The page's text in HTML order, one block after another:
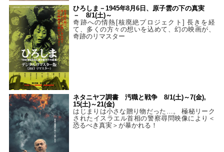
ひろしま－1945年8月6日、原子雲の下の真実
－ 8/1(土)～
奇跡への情熱[核廃絶プロジェクト] 長きを経
て、多くの方々の想いを込めて、幻の映画が、
奇跡のリマスター
ネタニヤフ調書 汚職と戦争 8/1(土)～7(金),
15(土)～21(金)
はじまりは小さな贈り物だった…。 極秘リーク
されたイスラエル首相の警察尋問映像により＜
恐るべき真実＞が暴かれる！